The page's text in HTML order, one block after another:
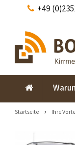
+49
Startseite Ihre